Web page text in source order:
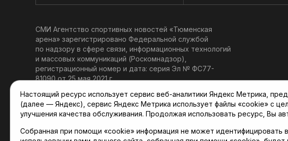
СМИ Агентство спортивных новостей «Тюменская
арена» зарегистрировано Федеральной службой
по надзору в сфере связи, информационных технологий
и массовых коммуникаций (Роскомнадзор),
регистрационный номер и дата: серия Эл № ФС77-
81090 от 25 мая 2021 г.
Главный редактор: Мартынов В. В.
При использовании материалов ссылка обязательна.
Политика конфиденциальности
Настоящий ресурс использует сервис веб-аналитики Яндекс Метрика,
(далее — Яндекс), сервис Яндекс Метрика использует файлы «cookie» с
улучшения качества обслуживания. Продолжая использовать ресурс, Вы
Собранная при помощи «cookie» информация не может идентифицировать